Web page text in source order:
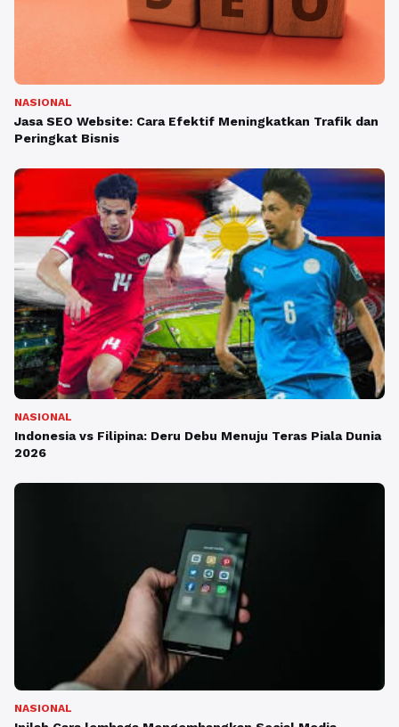
NASIONAL
Jasa SEO Website: Cara Efektif Meningkatkan Trafik dan
Peringkat Bisnis
NASIONAL
Indonesia vs Filipina: Deru Debu Menuju Teras Piala Dunia
2026
NASIONAL